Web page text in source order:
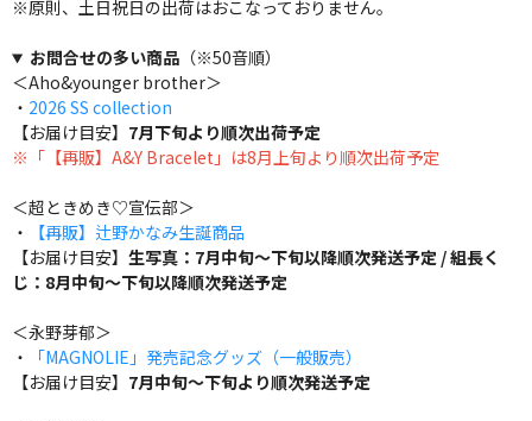
※原則、土日祝日の出荷はおこなっておりません。
お問合せの多い商品（※50音順）
＜Aho&younger brother＞
・ 2026 SS collection
【お届け目安】 7月下旬より順次出荷予定
※「【再販】A&Y Bracelet」は8月上旬より順次出荷予定
＜超ときめき♡宣伝部＞
・
【再販】辻野かなみ生誕商品
【お届け目安】 生写真：7月中旬～下旬以降順次発送予定 / 組長く
じ：8月中旬～下旬以降順次発送予定
＜永野芽郁＞
・
「MAGNOLIE」発売記念グッズ（一般販売）
【お届け目安】 7月中旬～下旬より順次発送予定